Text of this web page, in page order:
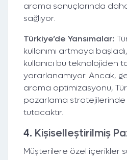
arama sonuçlarında
sağlıyor.
Türkiye’de Yansımalar:
kullanımı artmaya
kullanıcı bu teknolojiden
yararlanamıyor. Ancak,
arama optimizasyonu,
pazarlama
tutacaktır.
4. Kişiselleştirilmiş
Müşterilere özel içerikler